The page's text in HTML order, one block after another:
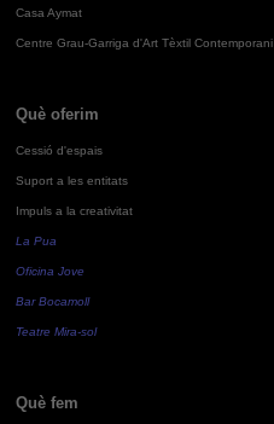
Casa Aymat
Centre Grau-Garriga d'Art Tèxtil Contemporani
Què oferim
Cessió d'espais
Suport a les entitats
Impuls a la creativitat
La Pua
Oficina Jove
Bar Bocamoll
Teatre Mira-sol
Què fem